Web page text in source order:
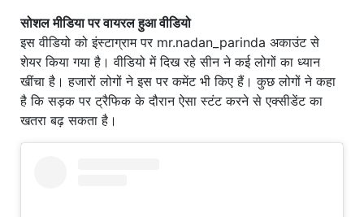
सोशल मीडिया पर वायरल हुआ वीडियो
इस वीडियो को इंस्टाग्राम पर mr.nadan_parinda अकाउंट से
शेयर किया गया है। वीडियो में दिख रहे सीन ने कई लोगों का ध्यान
खींचा है। हजारों लोगों ने इस पर कमेंट भी किए हैं। कुछ लोगों ने कहा
है कि सड़क पर ट्रैफिक के दौरान ऐसा स्टंट करने से एक्सीडेंट का
खतरा बढ़ सकता है।